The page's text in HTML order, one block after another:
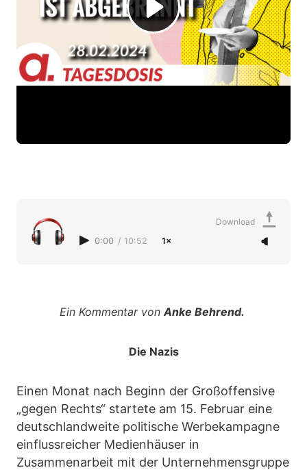
0:00 / 10:52 1×
Download
Ein Kommentar vonAnke Behrend.
Die Nazis
Einen Monat nach Beginn der Großoffensive
„gegen Rechts“ startete am 15. Februar eine
deutschlandweite politische Werbekampagne
einflussreicher Medienhäuser in
Zusammenarbeit mit der Unternehmensgruppe